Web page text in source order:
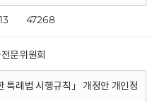
47268
문위원회
특례법 시행규칙」 개정안 개인정